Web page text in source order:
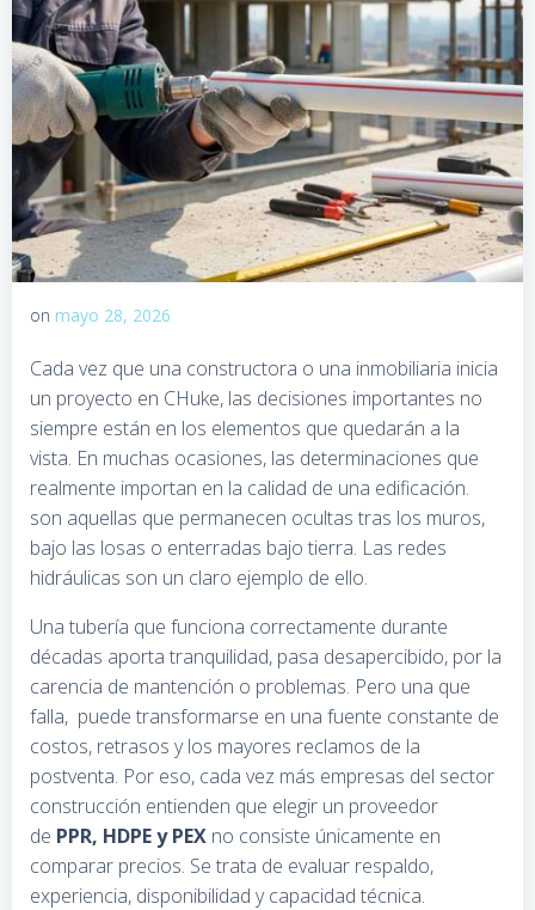
on mayo 28, 2026
Cada vez que una constructora o una inmobiliaria inicia
un proyecto en CHuke, las decisiones importantes no
siempre están en los elementos que quedarán a la
vista. En muchas ocasiones, las determinaciones que
realmente importan en la calidad de una edificación.
son aquellas que permanecen ocultas tras los muros,
bajo las losas o enterradas bajo tierra. Las redes
hidráulicas son un claro ejemplo de ello.
Una tubería que funciona correctamente durante
décadas aporta tranquilidad, pasa desapercibido, por la
carencia de mantención o problemas. Pero una que
falla, puede transformarse en una fuente constante de
costos, retrasos y los mayores reclamos de la
postventa. Por eso, cada vez más empresas del sector
construcción entienden que elegir un proveedor
de PPR, HDPE y PEX no consiste únicamente en
comparar precios. Se trata de evaluar respaldo,
experiencia, disponibilidad y capacidad técnica.